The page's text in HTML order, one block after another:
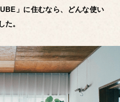
」に住むなら、どんな使い
た。